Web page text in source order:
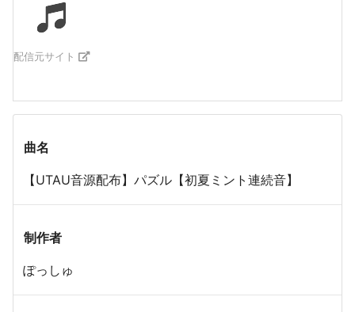
配信元サイト
曲名
【UTAU音源配布】パズル【初夏ミント連続音】
制作者
ぽっしゅ